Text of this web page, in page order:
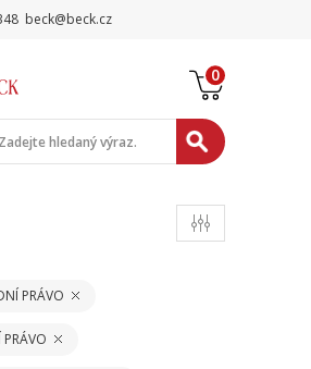
beck@beck.cz
0
PRÁVO